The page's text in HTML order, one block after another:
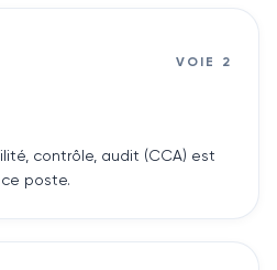
VOIE 2
contrôle, audit (CCA) est
poste.